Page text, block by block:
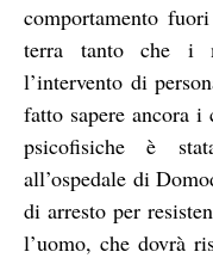
comportamento
terra tanto che i
l’intervento di
fatto sapere ancora
psicofisiche è
all’ospedale di
di arresto per
l’uomo, che dovrà